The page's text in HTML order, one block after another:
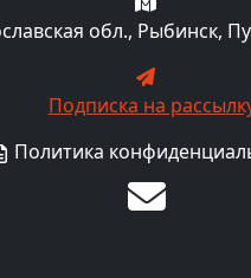
обл., Рыбинск,
Подписка на
Политика